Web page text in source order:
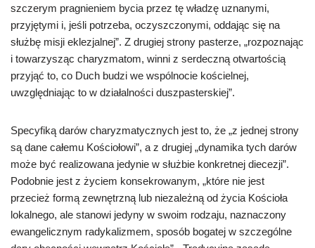
szczerym pragnieniem bycia przez tę władzę uznanymi,
przyjętymi i, jeśli potrzeba, oczyszczonymi, oddając się na
służbę misji eklezjalnej”. Z drugiej strony pasterze, „rozpoznając
i towarzysząc charyzmatom, winni z serdeczną otwartością
przyjąć to, co Duch budzi we wspólnocie kościelnej,
uwzględniając to w działalności duszpasterskiej”.
Specyfiką darów charyzmatycznych jest to, że „z jednej strony
są dane całemu Kościołowi”, a z drugiej „dynamika tych darów
może być realizowana jedynie w służbie konkretnej diecezji”.
Podobnie jest z życiem konsekrowanym, „które nie jest
przecież formą zewnętrzną lub niezależną od życia Kościoła
lokalnego, ale stanowi jedyny w swoim rodzaju, naznaczony
ewangelicznym radykalizmem, sposób bogatej w szczególne